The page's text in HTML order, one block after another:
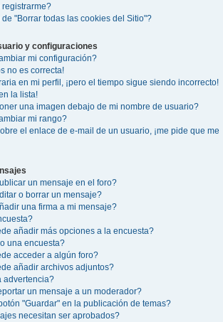
"Borrar todas las cookies del Sitio"?
y configuraciones
mi configuración?
no es correcta!
en mi perfil, ¡pero el tiempo sigue siendo incorrecto!
la lista!
una imagen debajo de mi nombre de usuario?
mi rango?
el enlace de e-mail de un usuario, ¡me pide que me
un mensaje en el foro?
o borrar un mensaje?
una firma a mi mensaje?
añadir más opciones a la encuesta?
una encuesta?
acceder a algún foro?
añadir archivos adjuntos?
advertencia?
un mensaje a un moderador?
"Guardar" en la publicación de temas?
necesitan ser aprobados?